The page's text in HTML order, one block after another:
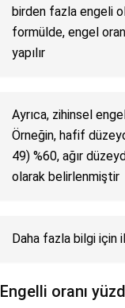
birden fazla engeli
formülde, engel
yapılır
Ayrıca, zihinsel
Örneğin, hafif
49) %60, ağır
olarak belirlenmiştir
Daha fazla bilgi için
Engelli oranı